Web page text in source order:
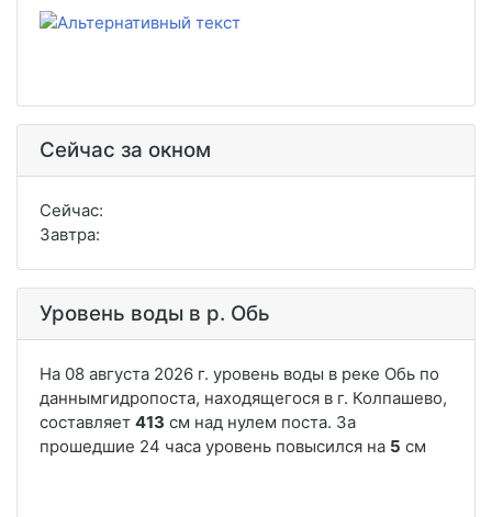
Сейчас за окном
Сейчас:
Завтра:
Уровень воды в р. Обь